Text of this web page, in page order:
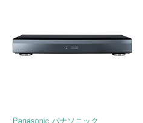
Panasonic パナソニック